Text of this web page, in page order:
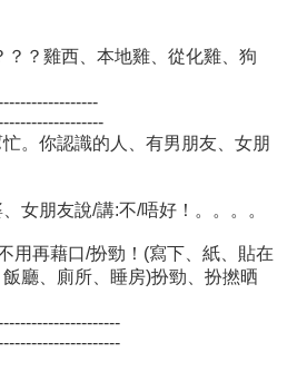
？？雞西、本地雞、從化雞、狗
。你認識的人、有男朋友、女朋
女朋友說/講:不/唔好！。。。。
用再藉口/扮勁！(寫下、紙、貼在
廳、廁所、睡房)扮勁、扮撚晒